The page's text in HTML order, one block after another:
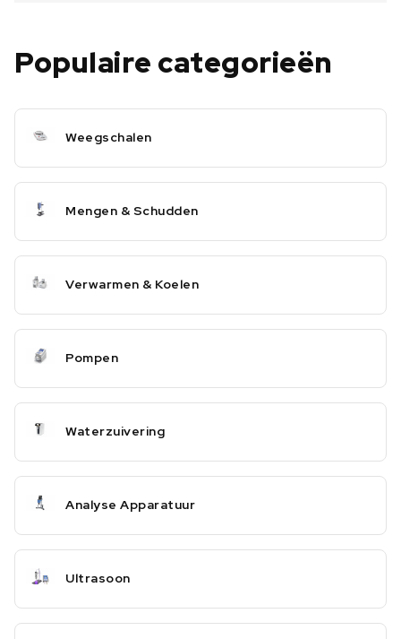
Populaire categorieën
Weegschalen
Mengen & Schudden
Verwarmen & Koelen
Pompen
Waterzuivering
Analyse Apparatuur
Ultrasoon